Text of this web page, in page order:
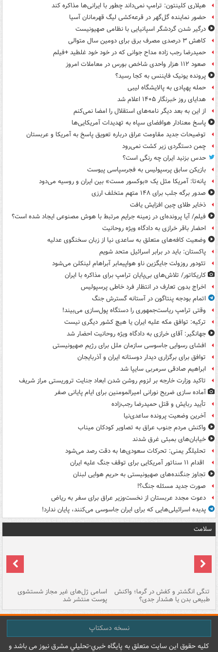
هیلاری کلینتون: ترامپ نمی‌داند چطور با ایرانی‌ها مذاکره کند
حضور نماینده گل‌گهر در قرعه‌کشی لیگ قهرمانان آسیا
درگیر شدن گردشگر اسپانیایی با نظامی صهیونیست
کاهش ۳ درصدی مصرف برق برای دومین سال متوالی
حمیدرضا رجب زاده مداح جوانی که در خود خود غلطید +فیلم
صعود ۱۱۲ هزار واحدی شاخص بورس در معاملات امروز
پرونده یونیک فایننس به کجا رسید؟
حمله پهپادی به پالایشگاه لیبی
هدایای روز خبرنگار ۱۴۰۵ اعلام شد
از این به بعد دیگر نامه‌های استقلال را امضا نمی‌کنم
پاسخ معنادار هوافضای سپاه به تهدیدات آمریکایی‌ها
توضیحات جدید مقاومت عراق درباره تعویق پاسخ به آمریکا و عربستان
چمن دستگردی زیر کشت نمی‌رود
حدس بزنید ایران چه رنگی است؟
بازیکن سابق پرسپولیس به فجرسپاسی پیوست
پانه‌تا: آمریکا مثل یک «بوکسور مست» بین ایران و روسیه می‌دود
صدور برگه جلب برای ۱۴۸ متهم متخلف ارزی
ذخایر طلای چین افزایش یافت
فیلم/ آیا پرونده‌ای در زمینه جرایم مرتبط با هوش مصنوعی ایجاد شده است؟
احضار باقر خرازی به دادگاه ویژه روحانیت
وضعیت کافه‌های متعلق به ساعدی نیا از زبان سخنگوی عدلیه
پاکستان: باید در برابر اسرائیل متحد شویم
تئودور روزولت جایگزین ناو هواپیمابر آبراهام لینکلن می‌شود
کاریکاتور/ تلاش‌های بی‌پایان ترامپ برای مذاکره با ایران
اخراج بدون تعارف در انتظار فرد خاطی پرسپولیس
اتمام بودجه پنتاگون در آستانه گسترش جنگ
وقتی ترامپ ریاست‌جمهوری را دستگاه پول‌سازی می‌بیند!
ترکیه: توافق مکه علیه ایران یا هیچ کشور دیگری نیست
جهانگیر: آقای خرازی به دادگاه ویژه روحانیت احضار شد
افشای رسوایی جاسوسی سازمان ملل برای رژیم صهیونیستی
توافق برای برگزاری دیدار دوستانه ایران و آذربایجان
ابراهیم صادقی سرمربی سایپا شد
تاکید وزارت خارجه بر لزوم روشن شدن ابعاد جنایت تروریستی مراز شریف
آماده سازی ضریح نورانی امیرالمومنین برای ایام پایانی صفر
تأیید ربایش و قتل حمیدرضا رجب‌زاده
آخرین وضعیت پرونده ساعدی‌نیا
واکنش مردم جنوب عراق به تصاویر کودکان میناب
خیابان‌های بمبئی غرق شدند
تحلیلگر یمنی: تحرکات سعودی‌ها به دقت رصد می‌شود
اقدام ۱۱ سناتور آمریکایی برای توقف جنگ علیه ایران
تجاوز جنگنده‌های صهیونیستی به حریم هوایی لبنان
صورت جدید مسئله جنگ؟!
دعوت مجدد عربستان از نخست‌وزیر عراق برای سفر به ریاض
پدیده اسرائیلی‌هایی که برای ایران جاسوسی می‌کنند، پایان ندارد!
سلامت
تنگی انگشتر و کفش در گرما؛ واکنش
طبیعی بدن یا هشدار جدی؟
اسامی ژل‌های غیر مجاز شستشوی
پوست منتشر شد
نسخه دسکتاپ
کليه حقوق اين سايت متعلق به پایگاه خبري-تحليلي مشرق نيوز می باشد و